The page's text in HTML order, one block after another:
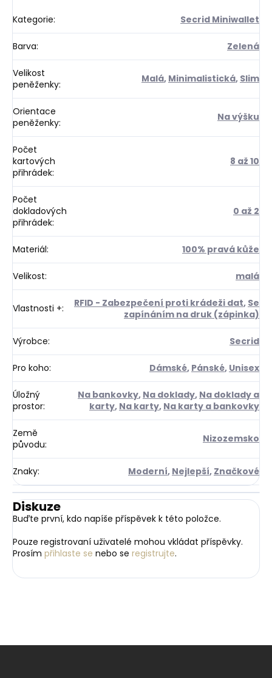
Kategorie: Secrid Miniwallet
Barva: Zelená
Velikost
peněženky: Malá, Minimalistická, Slim
Orientace
peněženky: Na výšku
Počet
kartových
přihrádek:
8 až 10
Počet
dokladových
přihrádek:
0 až 2
Materiál: 100% pravá kůže
Velikost: malá
Vlastnosti +: RFID - Zabezpečení proti krádeži dat, Se
zapínáním na druk (zápinka)
Výrobce: Secrid
Pro koho: Dámské, Pánské, Unisex
Úložný
prostor:
Na bankovky, Na doklady, Na doklady a
karty, Na karty, Na karty a bankovky
Země
původu: Nizozemsko
Znaky: Moderní, Nejlepší, Značkové
Diskuze
Buďte první, kdo napíše příspěvek k této položce.
Pouze registrovaní uživatelé mohou vkládat příspěvky.
Prosím přihlaste se nebo se registrujte.